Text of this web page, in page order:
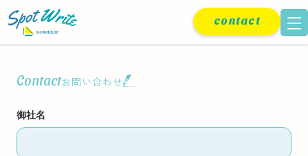
contact
Contactお問い合わせ
御社名